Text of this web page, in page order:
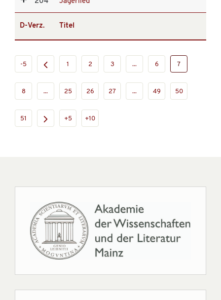
D-Verz. Titel
-5 1 2 3 ... 6 7
8 ... 25 26 27 ... 49 50
51 +5 +10